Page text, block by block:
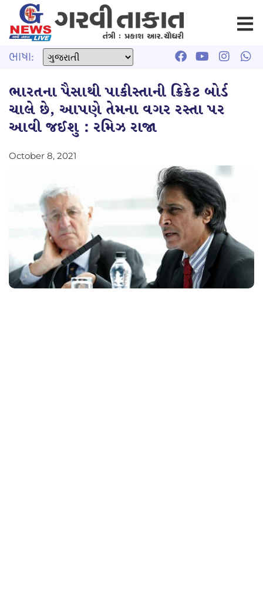
ભાષા:
ભારતના પૈસાથી પાકીસ્તાની ક્રિકેટ બોર્ડ
ચાલે છે, આપણે તેમના વગર રસ્તા પર
આવી જઈશુ : રમિઝ રાજા
October 8, 2021